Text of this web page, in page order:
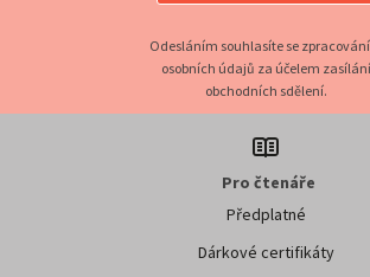
Odesláním souhlasíte se
osobních údajů za účelem zasílání
obchodních sdělení.
Pro čtenáře
Předplatné
Dárkové certifikáty